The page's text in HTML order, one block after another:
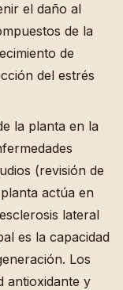
el daño al
de la
de
del estrés
la planta en la
(revisión de
actúa en
lateral
es la capacidad
Los
antioxidante y